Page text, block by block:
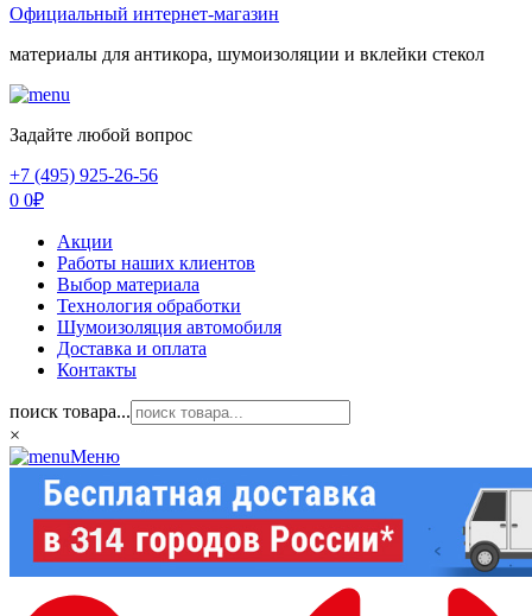
Официальный интернет-магазин
материалы для антикора, шумоизоляции и вклейки стекол
Задайте любой вопрос
+7 (495) 925-26-56
0 0₽
Акции
Работы наших клиентов
Выбор материала
Технология обработки
Шумоизоляция автомобиля
Доставка и оплата
Контакты
поиск товара...
×
Меню